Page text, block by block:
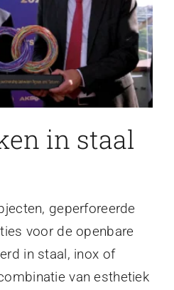
in staal
geperforeerde
voor de openbare
in staal, inox of
van esthetiek